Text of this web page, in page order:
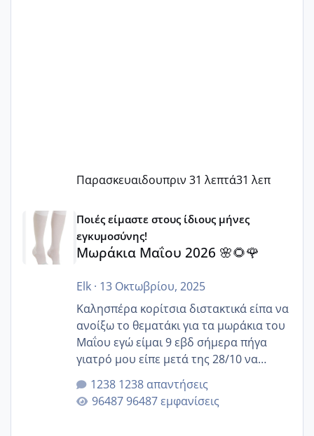
Παρασκευαιδουπριν 31 λεπτά31 λεπ
Μωράκια Μαΐου 2026 🌸🌻🌹
Ποιές είμαστε στους ίδιους μήνες
εγκυμοσύνης!
Μωράκια Μαΐου 2026 🌸🌻🌹
Elk· 13 Οκτωβρίου, 2025
Καλησπέρα κορίτσια διστακτικά είπα να
ανοίξω το θεματάκι για τα μωράκια του
Μαΐου εγώ είμαι 9 εβδ σήμερα πήγα
γιατρό μου είπε μετά της 28/10 να
κλείσω ραντεβού για την αυχενική είναι
καμιά άλλη κοπέλα να γεννάει Μάιο ;;
1238 απαντήσεις
96487 εμφανίσεις